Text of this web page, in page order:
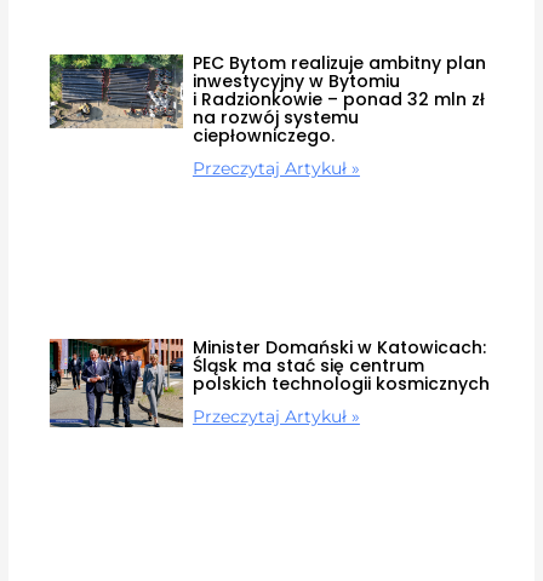
PEC Bytom realizuje ambitny plan
inwestycyjny w Bytomiu
i Radzionkowie – ponad 32 mln zł
na rozwój systemu
ciepłowniczego.
Przeczytaj Artykuł »
Minister Domański w Katowicach:
Śląsk ma stać się centrum
polskich technologii kosmicznych
Przeczytaj Artykuł »